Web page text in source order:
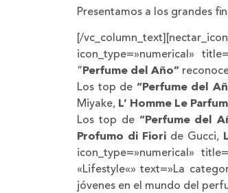
Presentamos a los grandes
[/
icon_type=»numerical»
“Perfume del Año”
Los top de “Perfume del
Miyake, L’ Homme Le Parfum
Los top de “Perfume del
Profumo di Fiori de Gucci,
icon_type=»numerical»
«Lifestyle«» text=»La
jóvenes en el mundo del